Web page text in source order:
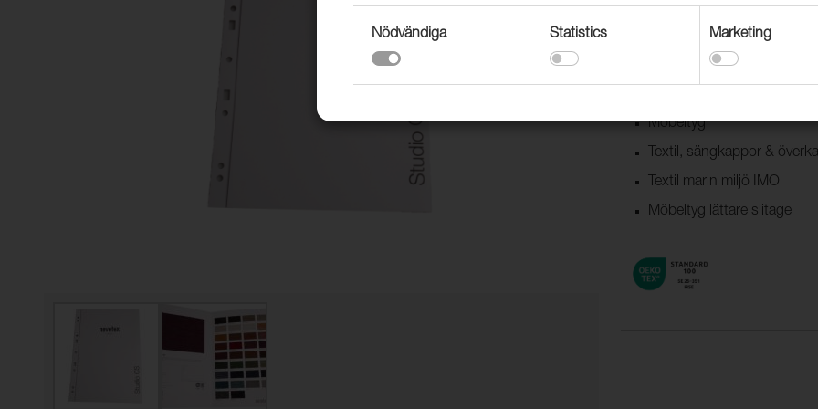
Dekorationstextil
Textil båt & husvagn
Möbeltyg offentlig miljö
Möbeltyg
Textil, sängkappor &
Textil marin miljö IMO
Möbeltyg lättare slitage
Nödvändiga Statistics Marketing